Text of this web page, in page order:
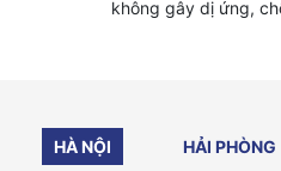
không gây dị ứng,
HÀ NỘI HẢI PHÒNG